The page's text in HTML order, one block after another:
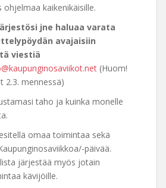
kaikenikäisille.
jne haluaa varata
avajaisiin
viestiä
(Huom!
2.3. mennessä)
taho ja kuinka monelle
omaa toimintaa sekä
päivää.
järjestää myös jotain
kävijöille.